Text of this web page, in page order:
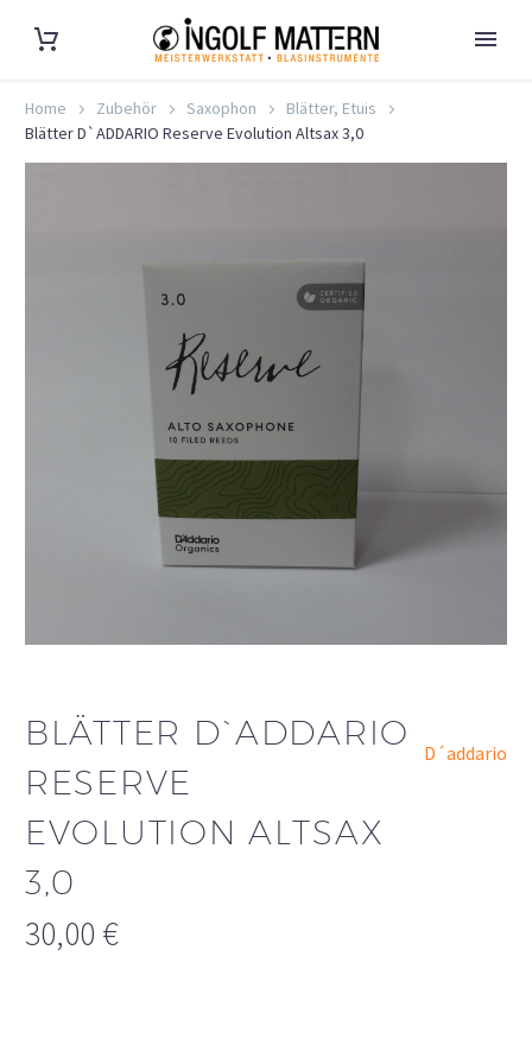
Home Zubehör Saxophon
Blätter, Etuis
Blätter D`ADDARIO Reserve Evolution Altsax 3,0
BLÄTTER D`ADDARIO
RESERVE
EVOLUTION ALTSAX
3,0
D´addario
30,00 €